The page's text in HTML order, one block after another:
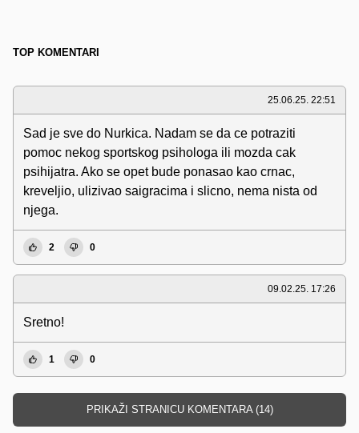
TOP KOMENTARI
25.06.25. 22:51
Sad je sve do Nurkica. Nadam se da ce potraziti
pomoc nekog sportskog psihologa ili mozda cak
psihijatra. Ako se opet bude ponasao kao crnac,
kreveljio, ulizivao saigracima i slicno, nema nista od
njega.
2 0
09.02.25. 17:26
Sretno!
1 0
PRIKAŽI STRANICU KOMENTARA (14)